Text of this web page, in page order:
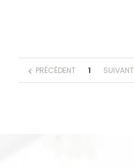
chevron_left PRÉCÉDENT 1 SUIVANT